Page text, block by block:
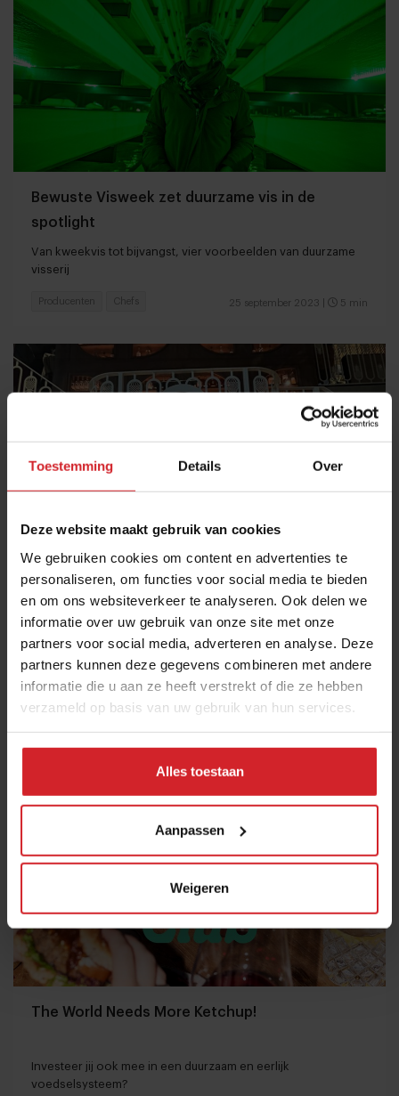
Toestemming Details Over
Deze website maakt gebruik van cookies
We gebruiken cookies om content en advertenties te
personaliseren, om functies voor social media te bieden
en om ons websiteverkeer te analyseren. Ook delen we
informatie over uw gebruik van onze site met onze
partners voor social media, adverteren en analyse. Deze
partners kunnen deze gegevens combineren met andere
informatie die u aan ze heeft verstrekt of die ze hebben
verzameld op basis van uw gebruik van hun services.
Alles toestaan
Aanpassen
Weigeren
Bewuste Visweek zet duurzame vis in de
spotlight
Van kweekvis tot bijvangst, vier voorbeelden van duurzame
visserij
25 september 2023 5 min
Producenten Chefs
Grace in Rotterdam is een restaurant, bar en
nachtclub ineen
Cool concept | Ken je dit foodservice bedrijf al?
25 september 2023 | 3 min
Restaurants Citytrip
The World Needs More Ketchup!
Investeer jij ook mee in een duurzaam en eerlijk
voedselsysteem?